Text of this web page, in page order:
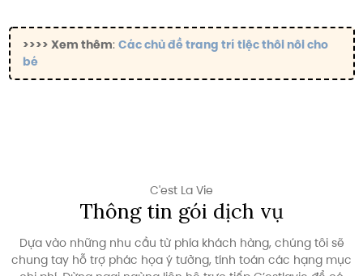
>>>> Xem thêm: Các chủ đề trang trí tiệc thôi nôi cho
bé
C'est La Vie
Thông tin gói dịch vụ
Dựa vào những nhu cầu từ phía khách hàng, chúng tôi sẽ
chung tay hỗ trợ phác họa ý tưởng, tính toán các hạng mục